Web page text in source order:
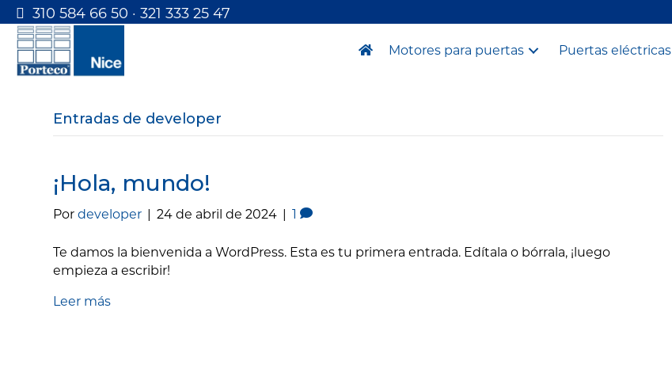
310 584 66 50 · 321 333 25 47
Motores para puertas Puertas eléctricas
Entradas de developer
¡Hola, mundo!
Pordeveloper | 24 de abril de 2024 | 1
Te damos la bienvenida a WordPress. Esta es tu primera entrada. Edítala o bórrala, ¡luego
empieza a escribir!
Leer más